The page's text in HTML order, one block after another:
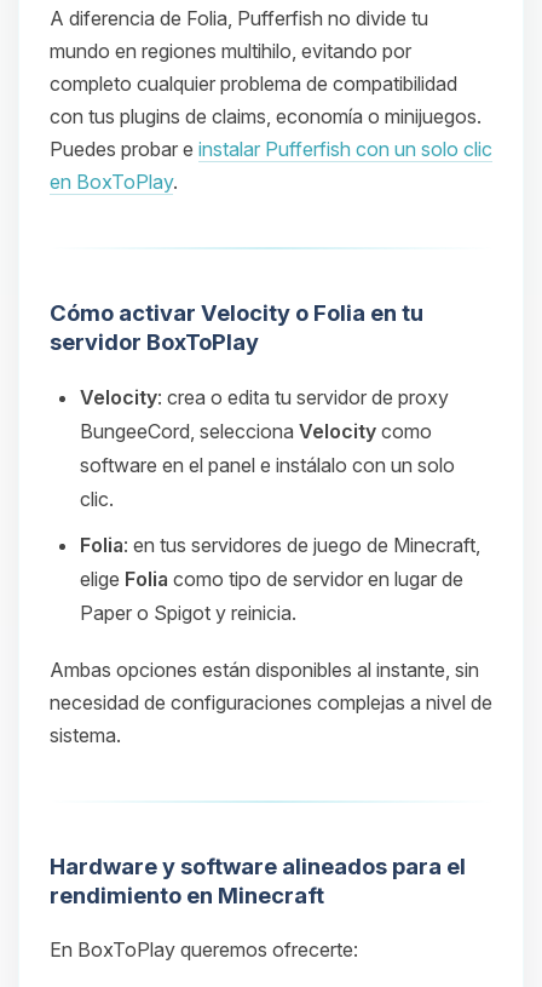
A diferencia de Folia, Pufferfish no divide tu
mundo en regiones multihilo, evitando por
completo cualquier problema de compatibilidad
con tus plugins de claims, economía o minijuegos.
Puedes probar e instalar Pufferfish con un solo clic
en BoxToPlay.
Cómo activar Velocity o Folia en tu
servidor BoxToPlay
Velocity: crea o edita tu servidor de proxy
BungeeCord, selecciona Velocity como
software en el panel e instálalo con un solo
clic.
Folia: en tus servidores de juego de Minecraft,
elige Folia como tipo de servidor en lugar de
Paper o Spigot y reinicia.
Ambas opciones están disponibles al instante, sin
necesidad de configuraciones complejas a nivel de
sistema.
Hardware y software alineados para el
rendimiento en Minecraft
En BoxToPlay queremos ofrecerte: